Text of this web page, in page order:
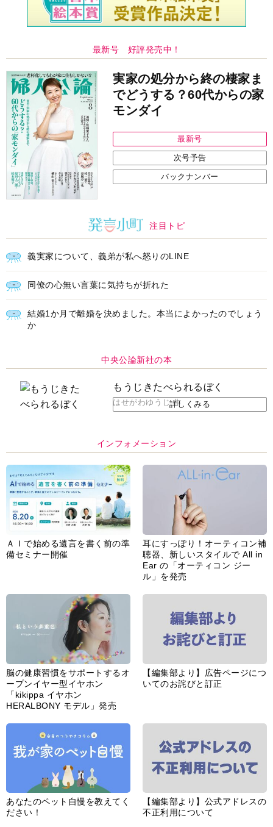
最新号 好評発売中！
実家の処分から終の棲家ま
モンダイ
バックナンバー
義実家について、義弟が私へ怒りのLINE
同僚の心無い言葉に気持ちが折れた
結婚1か月で離婚を決めました。本当によかったのでしょう
もうじきたべられるぼく
はせがわゆうじ 作
インフォメーション
ＡＩで始める遺言を書く前の準
備セミナー開催
耳にすっぽり！オーティコン補
聴器、新しいスタイルで All in
Ear の「オーティコン ジー
ル」を発売
脳の健康習慣をサポートするオ
ープンイヤー型イヤホン
「kikippa イヤホン
HERALBONY モデル」発売
【編集部より】広告ページにつ
あなたのペット自慢を教えてく
ださい！
【編集部より】公式アドレスの
インフォメーション一覧